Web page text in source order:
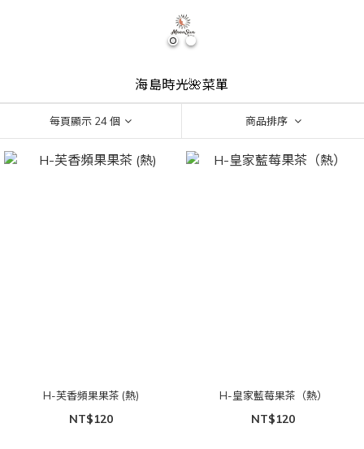
海島時光🌺菜單
每頁顯示 24 個 商品排序
H-芙香頻果果茶 (熱)
NT$120
H-皇家藍莓果茶（熱）
NT$120